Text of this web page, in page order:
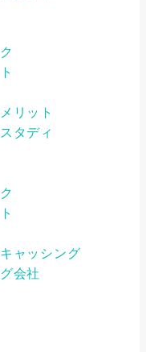
リット
タディ
ャッシング
会社